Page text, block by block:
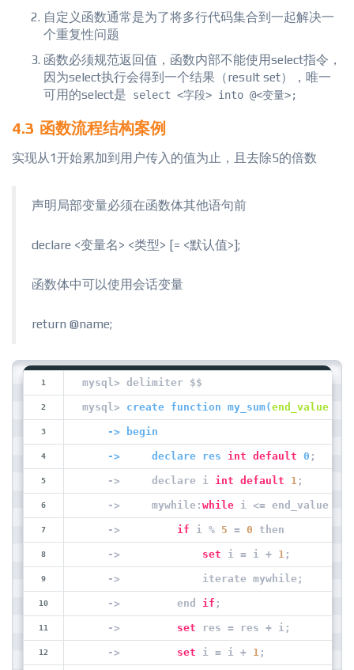
自定义函数通常是为了将多行代码集合到一起解决一
个重复性问题
函数必须规范返回值，函数内部不能使用select指令，
因为select执行会得到一个结果（result set），唯一
可用的select是
select <字段> into @<变量>;
4.3 函数流程结构案例
实现从1开始累加到用户传入的值为止，且去除5的倍数
声明局部变量必须在函数体其他语句前
declare <变量名> <类型> [= <默认值>];
函数体中可以使用会话变量
return @name;
mysql> delimiter $$
mysql> create function my_sum(end_value
    -> begin
    ->     declare res
int default 0 ;
    ->     declare i
int default 1;
    ->     mywhile:
while i <= end_value
    ->
if i % 5 = 0 then
    ->
set i = i + 1;
    ->             iterate mywhile;
    ->         end
if ;
    ->
set res = res + i;
    ->
set i = i + 1;